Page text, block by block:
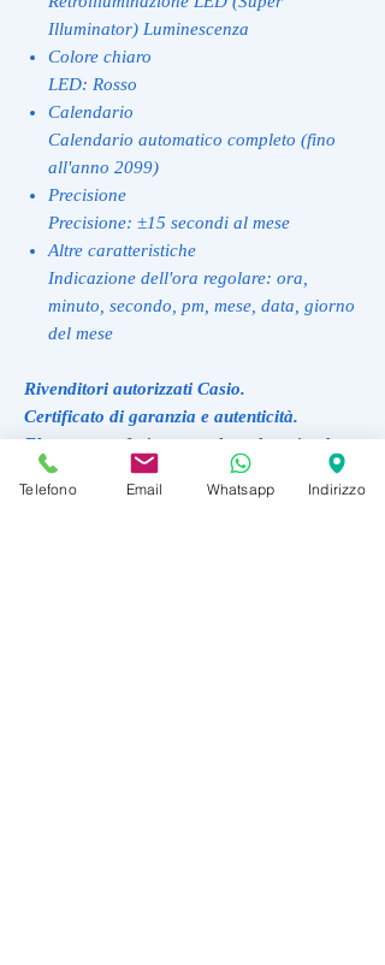
Illuminator) Luminescenza
Colore chiaro
LED: Rosso
Calendario
Calendario automatico completo (fino
all'anno 2099)
Precisione
Precisione: ±15 secondi al mese
Altre caratteristiche
Indicazione dell'ora regolare: ora,
minuto, secondo, pm, mese, data, giorno
del mese
Rivenditori autorizzati Casio.
Certificato di garanzia e autenticità.
Elegante confezione regalo e shopping bag.
Rivenditori autorizzati Casio.
Spedizione gratis.
Telefono Email Whatsapp Indirizzo